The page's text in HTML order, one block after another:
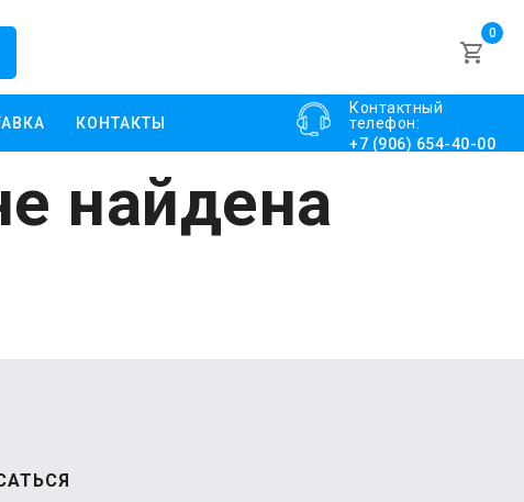
0
КОНТАКТЫ
Контактный
телефон:
+7 (906) 654-40-00
найдена